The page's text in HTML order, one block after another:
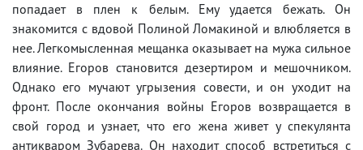
попадает в плен к белым. Ему удается бежать. Он
знакомится с вдовой Полиной Ломакиной и влюбляется в
нее. Легкомысленная мещанка оказывает на мужа сильное
влияние. Егоров становится дезертиром и мешочником.
Однако его мучают угрызения совести, и он уходит на
фронт. После окончания войны Егоров возвращается в
свой город и узнает, что его жена живет у спекулянта
антикваром Зубарева. Он находит способ встретиться с